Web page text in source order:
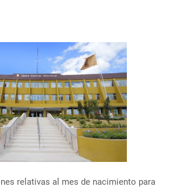
relativas al mes de nacimiento para